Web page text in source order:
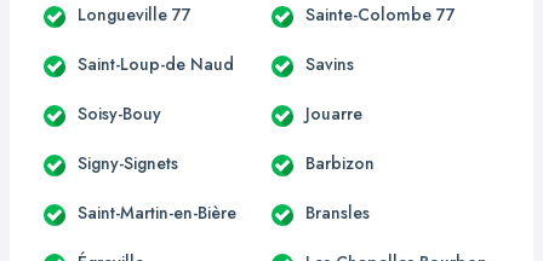
Longueville 77 Sainte-Colombe 77
Saint-Loup-de Naud Savins
Soisy-Bouy Jouarre
Signy-Signets Barbizon
Saint-Martin-en-Bière Bransles